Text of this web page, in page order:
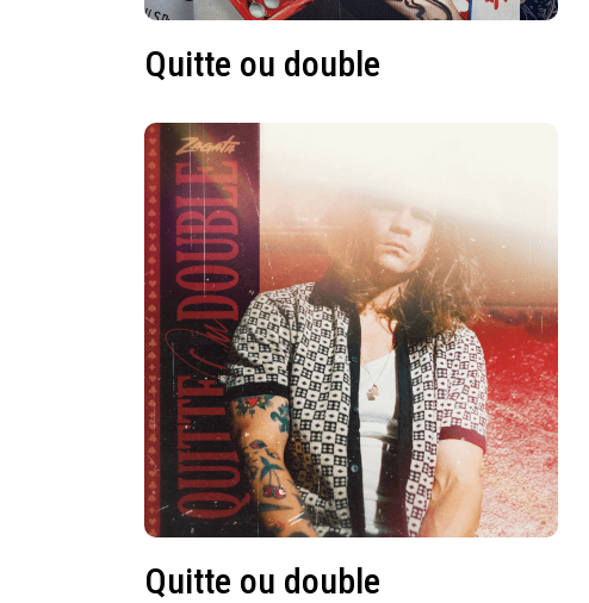
Quitte ou double
Quitte ou double